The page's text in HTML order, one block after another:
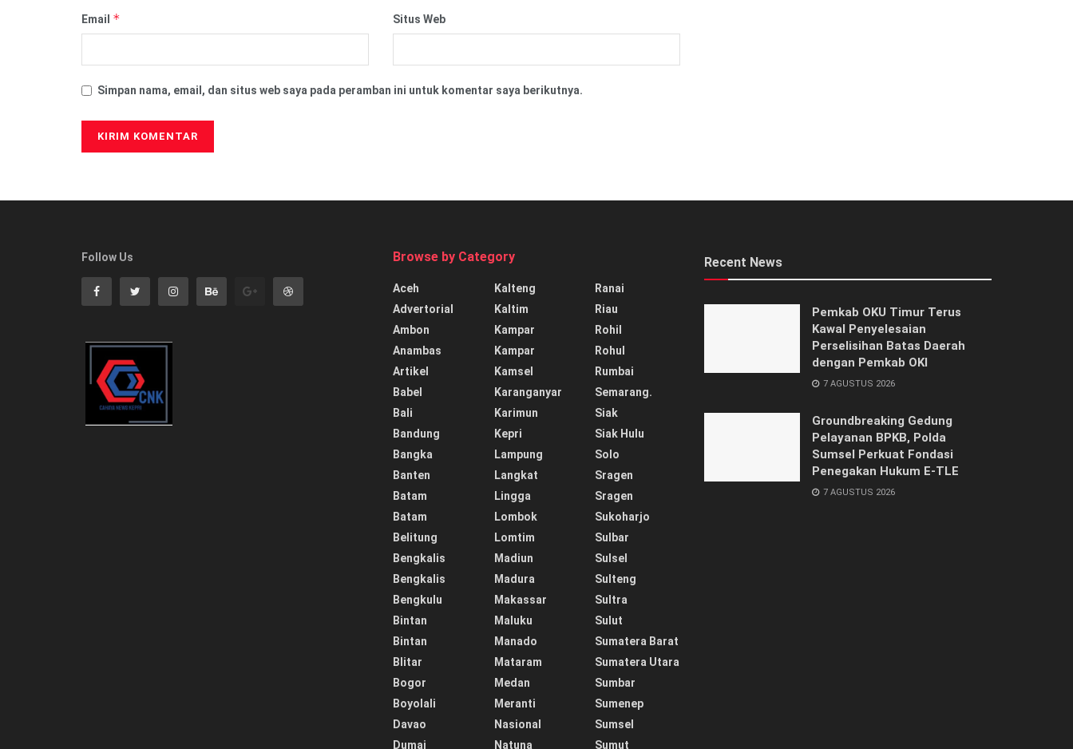
Email * Situs Web
Simpan nama, email, dan situs web saya pada peramban ini untuk komentar saya berikutnya.
Follow Us Browse by Category
Aceh
Advertorial
Ambon
Anambas
Artikel
Babel
Bali
Bandung
Bangka
Banten
Batam
Batam
Belitung
Bengkalis
Bengkalis
Bengkulu
Bintan
Bintan
Blitar
Bogor
Boyolali
Davao
Dumai
Kalteng
Kaltim
Kampar
Kampar
Kamsel
Karanganyar
Karimun
Kepri
Lampung
Langkat
Lingga
Lombok
Lomtim
Madiun
Madura
Makassar
Maluku
Manado
Mataram
Medan
Meranti
Nasional
Natuna
Ranai
Riau
Rohil
Rohul
Rumbai
Semarang.
Siak
Siak Hulu
Solo
Sragen
Sragen
Sukoharjo
Sulbar
Sulsel
Sulteng
Sultra
Sulut
Sumatera Barat
Sumatera Utara
Sumbar
Sumenep
Sumsel
Sumut
Recent News
Pemkab OKU Timur Terus
Kawal Penyelesaian
Perselisihan Batas Daerah
dengan Pemkab OKI
7 AGUSTUS 2026
Groundbreaking Gedung
Pelayanan BPKB, Polda
Sumsel Perkuat Fondasi
Penegakan Hukum E-TLE
7 AGUSTUS 2026